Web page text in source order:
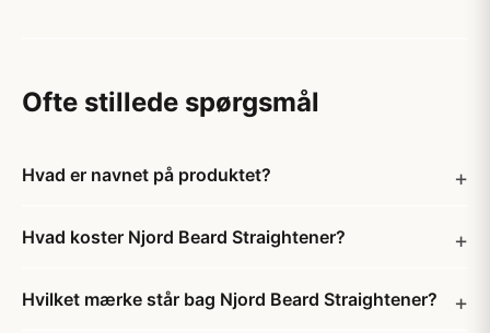
Ofte stillede spørgsmål
Hvad er navnet på produktet?
Hvad koster Njord Beard Straightener?
Hvilket mærke står bag Njord Beard Straightener?